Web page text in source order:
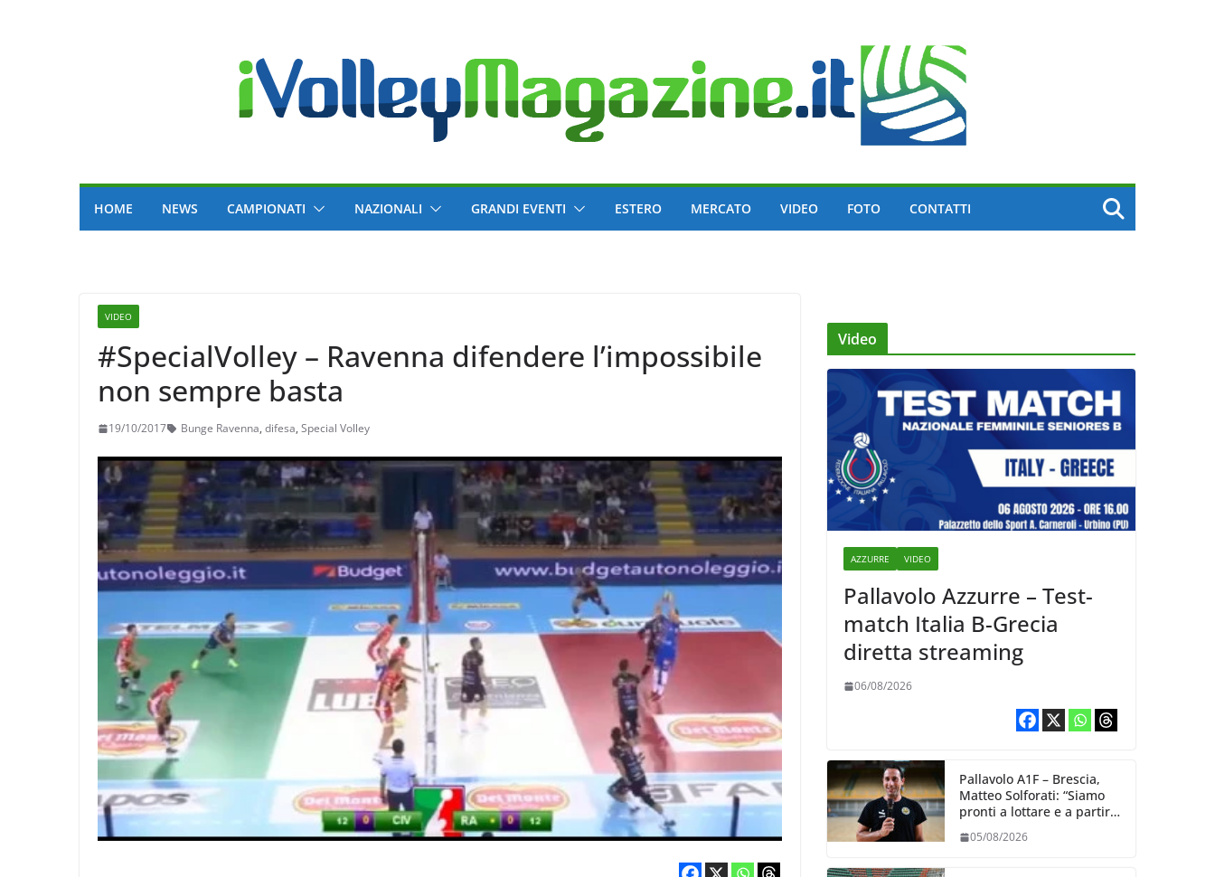
HOME NEWS CAMPIONATI NAZIONALI GRANDI EVENTI ESTERO MERCATO VIDEO FOTO CONTATTI
VIDEO
#SpecialVolley – Ravenna difendere l’impossibile
non sempre basta
19/10/2017 Bunge Ravenna, difesa, Special Volley
Video
AZZURRE VIDEO
Pallavolo Azzurre – Test-
match Italia B-Grecia
diretta streaming
06/08/2026
Pallavolo A1F – Brescia,
Matteo Solforati: “Siamo
pronti a lottare e a partire
giorno”
05/08/2026